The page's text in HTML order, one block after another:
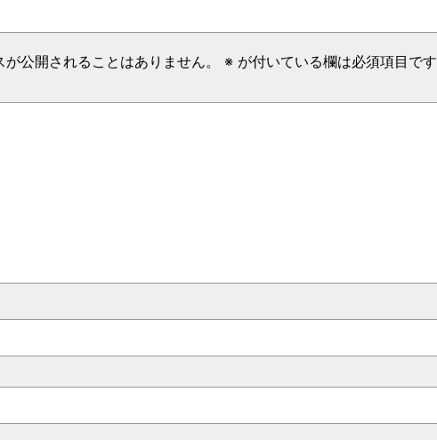
公開されることはありません。 ※ が付いている欄は必須項目です